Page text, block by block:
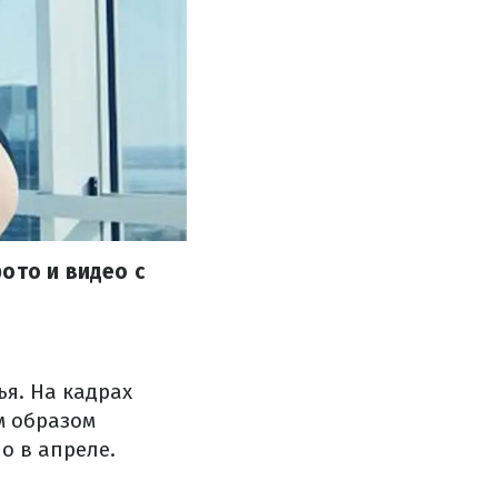
и видео с
На кадрах
образом
в апреле.